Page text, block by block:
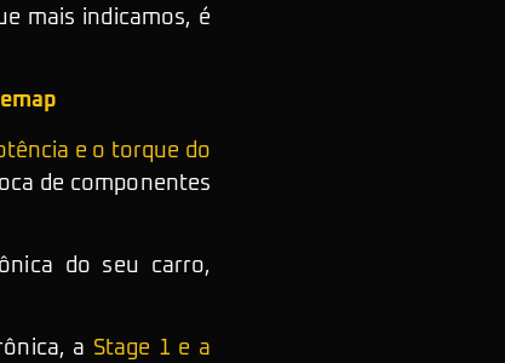
mais indicamos, é
e o torque do
de componentes
do seu carro,
a Stage 1 e a